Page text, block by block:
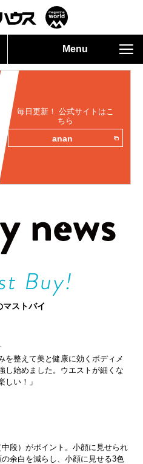
Menu
毎日更新！ 公式サイトはこ
ちら
anan
ストバイ
を整えて美と健康に効くボディメ
し始めました。ウエストが細くな
しい！」
段）がポイント。小顔に見せられ
余白を減らし、小顔に見せる3色